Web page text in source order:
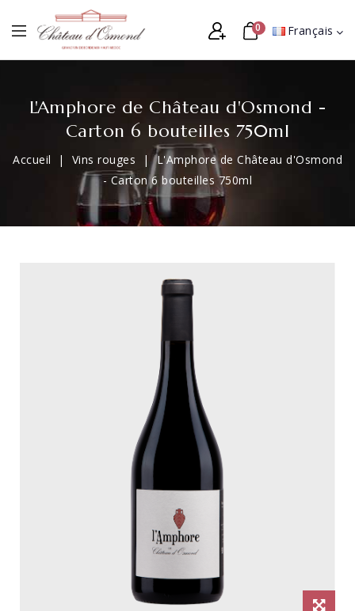
Français
0
L'Amphore de Château d'Osmond -
Carton 6 bouteilles 750ml
Accueil Vins rouges
L'Amphore de Château d'Osmond
- Carton 6 bouteilles 750ml